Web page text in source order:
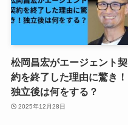
松岡昌宏がエージェント契
約を終了した理由に驚き！
独立後は何をする？
2025年12月28日